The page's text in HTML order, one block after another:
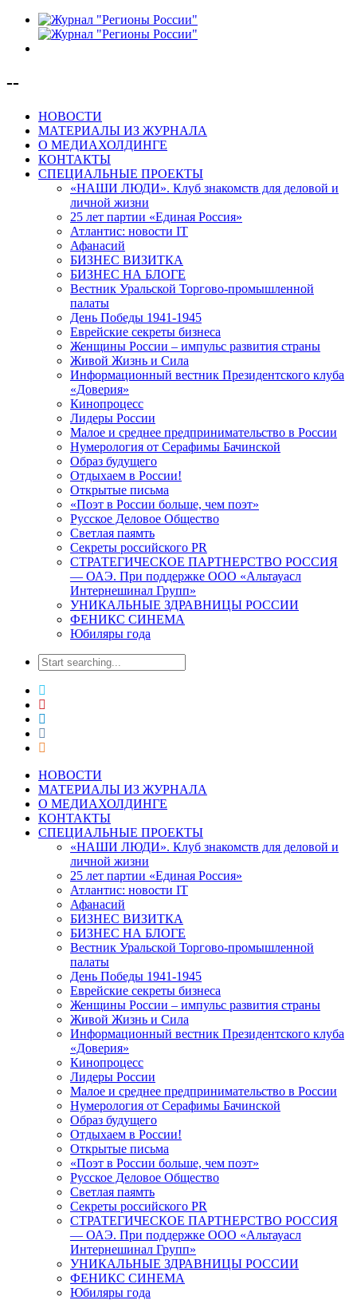
--
НОВОСТИ
МАТЕРИАЛЫ ИЗ ЖУРНАЛА
О МЕДИАХОЛДИНГЕ
КОНТАКТЫ
СПЕЦИАЛЬНЫЕ ПРОЕКТЫ
«НАШИ ЛЮДИ». Клуб знакомств для деловой и
личной жизни
25 лет партии «Единая Россия»
Атлантис: новости IT
Афанасий
БИЗНЕС ВИЗИТКА
БИЗНЕС НА БЛОГЕ
Вестник Уральской Торгово-промышленной
палаты
День Победы 1941-1945
Еврейские секреты бизнеса
Женщины России – импульс развития страны
Живой Жизнь и Сила
Информационный вестник Президентского клуба
«Доверия»
Кинопроцесс
Лидеры России
Малое и среднее предпринимательство в России
Нумерология от Серафимы Бачинской
Образ будущего
Отдыхаем в России!
Открытые письма
«Поэт в России больше, чем поэт»
Русское Деловое Общество
Светлая паямть
Секреты российского PR
СТРАТЕГИЧЕСКОЕ ПАРТНЕРСТВО РОССИЯ
— ОАЭ. При поддержке ООО «Альтауасл
Интернешинал Групп»
УНИКАЛЬНЫЕ ЗДРАВНИЦЫ РОССИИ
ФЕНИКС СИНЕМА
Юбиляры года
НОВОСТИ
МАТЕРИАЛЫ ИЗ ЖУРНАЛА
О МЕДИАХОЛДИНГЕ
КОНТАКТЫ
СПЕЦИАЛЬНЫЕ ПРОЕКТЫ
«НАШИ ЛЮДИ». Клуб знакомств для деловой и
личной жизни
25 лет партии «Единая Россия»
Атлантис: новости IT
Афанасий
БИЗНЕС ВИЗИТКА
БИЗНЕС НА БЛОГЕ
Вестник Уральской Торгово-промышленной
палаты
День Победы 1941-1945
Еврейские секреты бизнеса
Женщины России – импульс развития страны
Живой Жизнь и Сила
Информационный вестник Президентского клуба
«Доверия»
Кинопроцесс
Лидеры России
Малое и среднее предпринимательство в России
Нумерология от Серафимы Бачинской
Образ будущего
Отдыхаем в России!
Открытые письма
«Поэт в России больше, чем поэт»
Русское Деловое Общество
Светлая паямть
Секреты российского PR
СТРАТЕГИЧЕСКОЕ ПАРТНЕРСТВО РОССИЯ
— ОАЭ. При поддержке ООО «Альтауасл
Интернешинал Групп»
УНИКАЛЬНЫЕ ЗДРАВНИЦЫ РОССИИ
ФЕНИКС СИНЕМА
Юбиляры года